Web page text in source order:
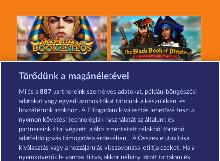
Jack Potter and the Book of Teos The black Book of Pirates
Palace of Treasures
Törődünk a magánéletével
Mi és a887 partnereink személyes adatokat, például böngészési
adatokat vagy egyedi azonosítókat tárolunk a készülékén, és
hozzáférünk azokhoz . A Elfogadom kiválasztás lehetővé teszi a
nyomon követési technológiák használatát az általunk és
partnereink által végzett, alább ismertetett célokból történő
adatfeldolgozás támogatása érdekében. . A Összes elutasítása
kiválasztás vagy a hozzájárulás visszavonása letiltja ezeket. Ha a
nyomkövetők le vannak tiltva, akkor néhány látott tartalom és